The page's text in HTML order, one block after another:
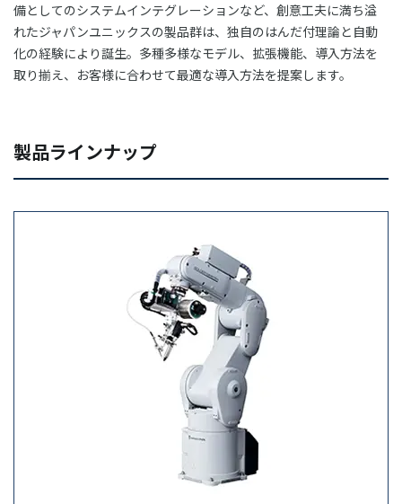
03-3588-0551
資料ダウンロード
備としてのシステムインテグレーションなど、創意工夫に満ち溢
れたジャパンユニックスの製品群は、独自のはんだ付理論と自動
化の経験により誕生。多種多様なモデル、拡張機能、導入方法を
取り揃え、お客様に合わせて最適な導入方法を提案します。
製品ラインナップ